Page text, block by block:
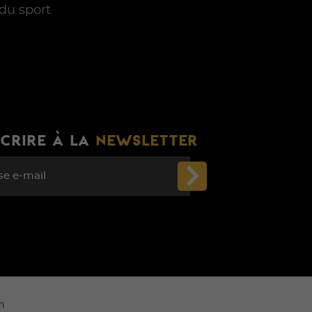
sport
À LA NEWSLETTER
e-mail